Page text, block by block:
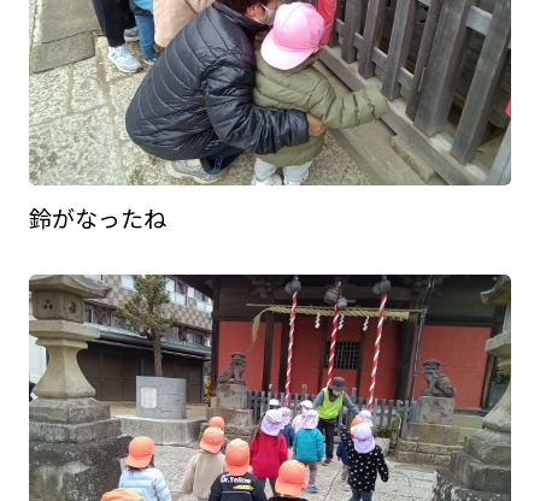
鈴がなったね